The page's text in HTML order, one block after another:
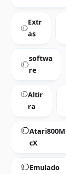
Extr
as
softwa
re
Altir
ra
cX
Emulado